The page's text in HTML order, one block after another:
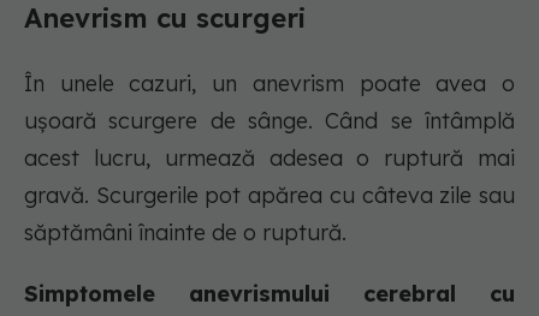
Anevrism cu scurgeri
În unele cazuri, un anevrism poate avea o
ușoară scurgere de sânge. Când se întâmplă
acest lucru, urmează adesea o ruptură mai
gravă. Scurgerile pot apărea cu câteva zile sau
săptămâni înainte de o ruptură.
Simptomele anevrismului cerebral cu